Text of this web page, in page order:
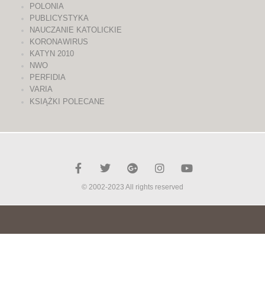
POLONIA
PUBLICYSTYKA
NAUCZANIE KATOLICKIE
KORONAWIRUS
KATYN 2010
NWO
PERFIDIA
VARIA
KSIĄŻKI POLECANE
© 2002-2023 All rights reserved